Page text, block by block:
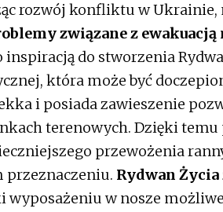
rozwój konfliktu w Ukrainie,
związane z
inspiracją do stworzenia
która może być
i posiada zawieszenie
terenowych. Dzięki
przewożenia
przeznaczeniu. Rydwan
wyposażeniu w nosze